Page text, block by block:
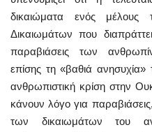
δικαιώματα ενός μέλους
Δικαιωμάτων που
παραβιάσεις των
επίσης τη «βαθιά ανησυχία»
ανθρωπιστική κρίση στην
κάνουν λόγο για
των δικαιωμάτων του